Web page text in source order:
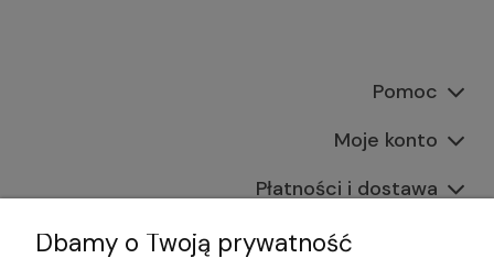
Pomoc
Moje konto
Płatności i dostawa
Informacje
Dbamy o Twoją prywatność